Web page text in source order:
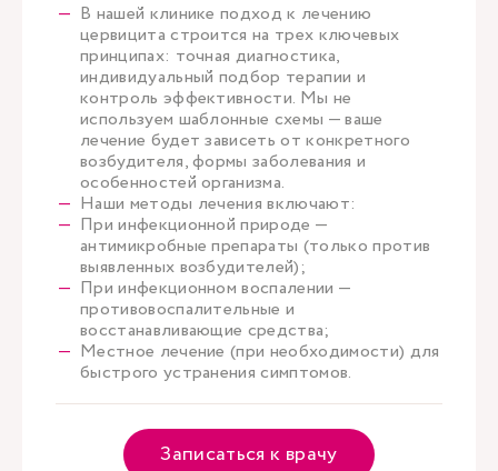
В нашей клинике подход к лечению
цервицита строится на трех ключевых
принципах: точная диагностика,
индивидуальный подбор терапии и
контроль эффективности. Мы не
используем шаблонные схемы — ваше
лечение будет зависеть от конкретного
возбудителя, формы заболевания и
особенностей организма.
Наши методы лечения включают:
При инфекционной природе —
антимикробные препараты (только против
выявленных возбудителей);
При инфекционном воспалении —
противовоспалительные и
восстанавливающие средства;
Местное лечение (при необходимости) для
быстрого устранения симптомов.
Записаться к врачу